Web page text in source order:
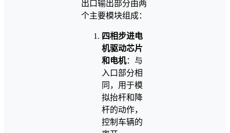
出口输出部分由两
个主要模块组成：
四相步进电
机驱动芯片
和电机：与
入口部分相
同，用于模
拟抬杆和降
杆的动作，
控制车辆的